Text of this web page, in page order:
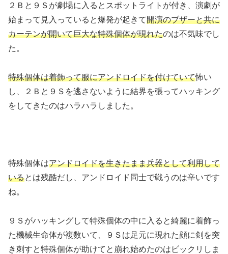
２Ｂと９Ｓが劇場に入るとスポットライトが付き、演劇が
始まって見入っていると爆発が起きて開演のブザーと共に
カーテンが開いて巨大な特殊個体が現れたのは不気味でし
た。
特殊個体は着飾って服にアンドロイドを付けていて怖い
し、２Ｂと９Ｓを逃さないように結界を張ってハッキング
をしてきたのはハラハラしました。
特殊個体はアンドロイドを生きたまま兵器として利用して
いるとは残酷だし、アンドロイド同士で戦うのは辛いです
ね。
９Ｓがハッキングして特殊個体の中に入ると綺麗に着飾っ
た機械生命体が複数いて、９Ｓは足元に現れた顔に剣を突
き刺すと特殊個体が助けてと崩れ始めたのはビックリしま